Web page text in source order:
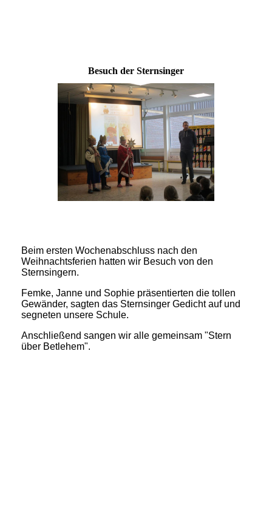
Besuch der Sternsinger
Beim ersten Wochenabschluss nach den
Weihnachtsferien hatten wir Besuch von den
Sternsingern.
Femke, Janne und Sophie präsentierten die tollen
Gewänder, sagten das Sternsinger Gedicht auf und
segneten unsere Schule.
Anschließend sangen wir alle gemeinsam "Stern
über Betlehem".